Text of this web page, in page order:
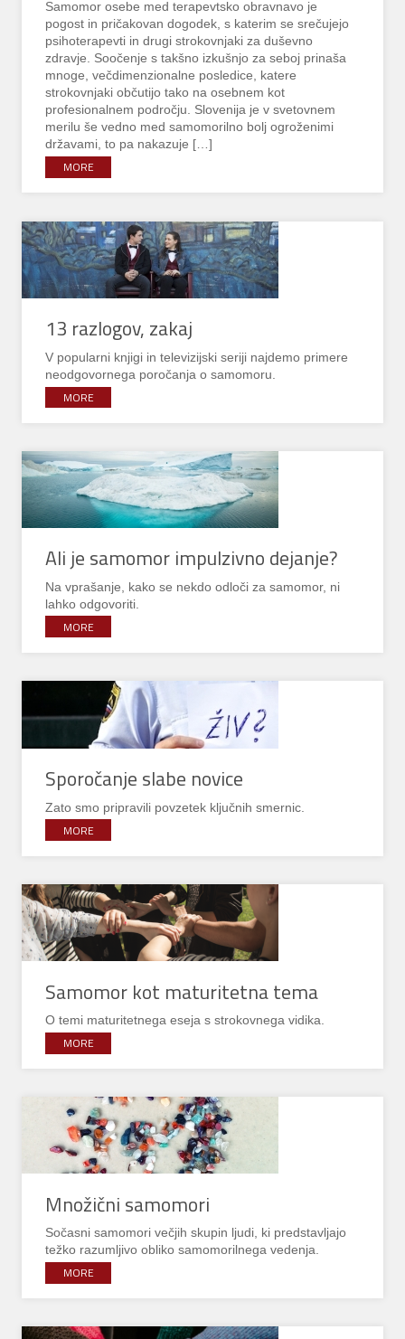
Samomor osebe med terapevtsko obravnavo je
pogost in pričakovan dogodek, s katerim se srečujejo
psihoterapevti in drugi strokovnjaki za duševno
zdravje. Soočenje s takšno izkušnjo za seboj prinaša
mnoge, večdimenzionalne posledice, katere
strokovnjaki občutijo tako na osebnem kot
profesionalnem področju. Slovenija je v svetovnem
merilu še vedno med samomorilno bolj ogroženimi
državami, to pa nakazuje […]
MORE
13 razlogov, zakaj
V popularni knjigi in televizijski seriji najdemo primere
neodgovornega poročanja o samomoru.
MORE
Ali je samomor impulzivno dejanje?
Na vprašanje, kako se nekdo odloči za samomor, ni
lahko odgovoriti.
MORE
Sporočanje slabe novice
Zato smo pripravili povzetek ključnih smernic.
MORE
Samomor kot maturitetna tema
O temi maturitetnega eseja s strokovnega vidika.
MORE
Množični samomori
Sočasni samomori večjih skupin ljudi, ki predstavljajo
težko razumljivo obliko samomorilnega vedenja.
MORE